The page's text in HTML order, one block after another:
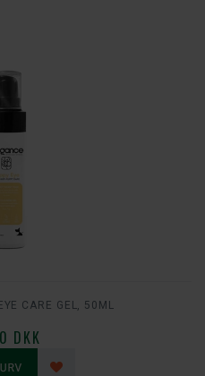
CARE GEL, 50ML
DKK